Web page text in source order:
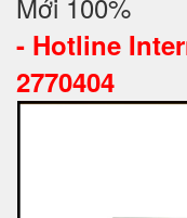
- Hotline
2770404